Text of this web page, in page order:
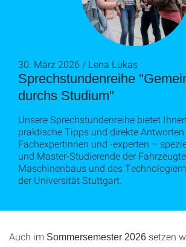
Sprechstundenreihe
durchs Studium"
30. März 2026 / Lena Lukas
Unsere Sprechstundenreihe bietet
praktische Tipps und direkte
Fachexpertinnen und -experten –
und Master-Studierende der
Maschinenbaus und des
der Universität Stuttgart.
Auch im Sommersemester 2026 setzen